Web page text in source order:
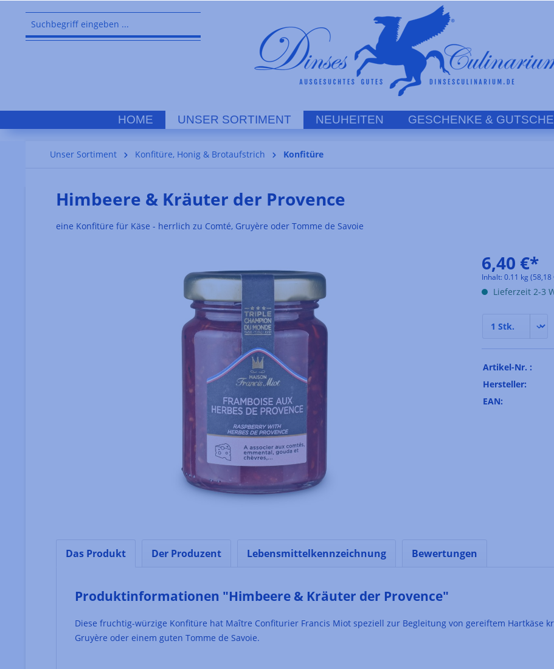
Zur Hauptnavigation springen
HOME UNSER SORTIMENT NEUHEITEN GESCHENKE &
Unser Sortiment Konfitüre, Honig & Brotaufstrich Konfitüre
Himbeere & Kräuter der Provence
eine Konfitüre für Käse - herrlich zu Comté, Gruyère oder Tomme de Savoie
6,40 €*
Inhalt: 0.11 kg (58,18
Lieferzeit 2-3
Artikel-Nr. :
Hersteller:
EAN:
Das Produkt Der Produzent Lebensmittelkennzeichnung Bewertungen
Produktinformationen "Himbeere & Kräuter der Provence"
Diese fruchtig-würzige Konfitüre hat Maître Confiturier Francis Miot speziell zur Begleitung von gereiftem Hartkäse
Gruyère oder einem guten Tomme de Savoie.